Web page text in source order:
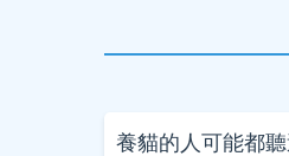
養貓的人可能都